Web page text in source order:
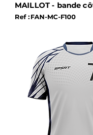
MAILLOT - bande
Ref :FAN-MC-F100